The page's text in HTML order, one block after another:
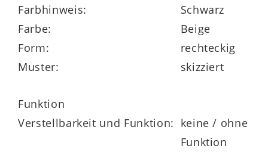
Kunstdruck-Serie
Farbhinweis:
Schwarz
Farbe:
Beige
Form:
rechteckig
Muster:
skizziert
Funktion
Verstellbarkeit und Funktion: keine / ohne
Funktion